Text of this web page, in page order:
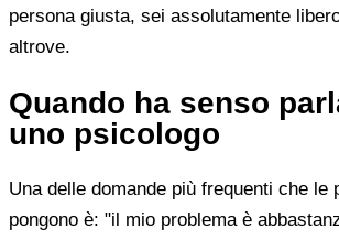
persona giusta, sei assolutamente
altrove.
Quando ha senso
uno psicologo
Una delle domande più frequenti che le
pongono è: "il mio problema è